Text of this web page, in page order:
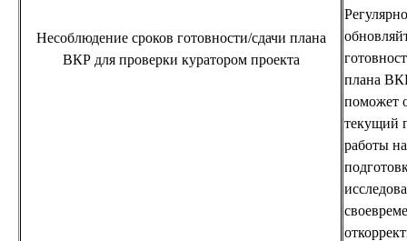
Несоблюдение сроков готовности/сдачи плана
ВКР для проверки куратором проекта
Регулярно
плана
поможет
текущий
работы